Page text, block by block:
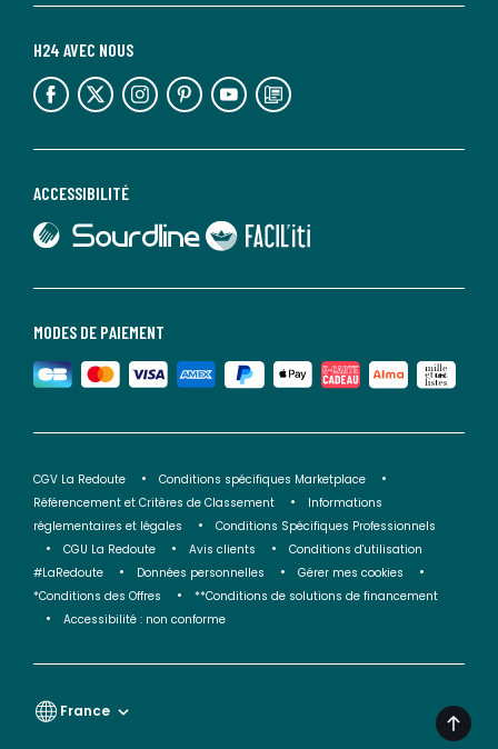
MODES DE PAIEMENT
ACCESSIBILITÉ
lien vers Sourdline
lien vers Faciliti
H24 AVEC NOUS
lien vers l'espace réseaux sociaux lien vers l'espace réseaux sociaux lien vers l'espace réseaux sociaux lien vers l'espace réseaux sociaux lien vers l'espace réseaux sociaux lien vers le blog la redoute
CGV La Redoute
Conditions spécifiques Marketplace
Référencement et Critères de Classement
Informations
réglementaires et légales
Conditions Spécifiques Professionnels
CGU La Redoute
Avis clients
Conditions d'utilisation
#LaRedoute
Données personnelles
Gérer mes cookies
*Conditions des Offres
**Conditions de solutions de financement
Accessibilité : non conforme
France